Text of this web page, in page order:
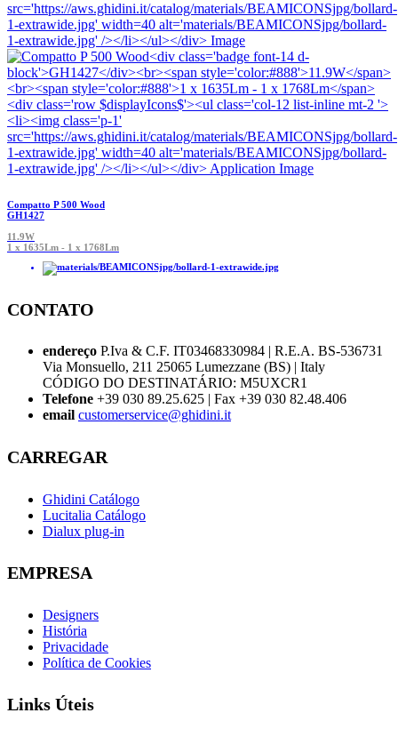
Compatto P 500 Wood
GH1427
11.9W
1 x 1635Lm - 1 x 1768Lm
CONTATO
endereço P.Iva & C.F. IT03468330984 | R.E.A. BS-536731
Via Monsuello, 211 25065 Lumezzane (BS) | Italy
CÓDIGO DO DESTINATÁRIO: M5UXCR1
Telefone +39 030 89.25.625 | Fax +39 030 82.48.406
email customerservice@ghidini.it
CARREGAR
Ghidini Catálogo
Lucitalia Catálogo
Dialux plug-in
EMPRESA
Designers
História
Privacidade
Política de Cookies
Links Úteis